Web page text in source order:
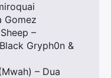
Gomez
–
Gryph0n &
– Dua